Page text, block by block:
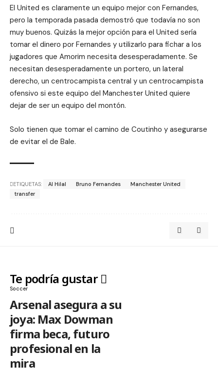
El United es claramente un equipo mejor con Fernandes,
pero la temporada pasada demostró que todavía no son
muy buenos. Quizás la mejor opción para el United sería
tomar el dinero por Fernandes y utilizarlo para fichar a los
jugadores que Amorim necesita desesperadamente. Se
necesitan desesperadamente un portero, un lateral
derecho, un centrocampista central y un centrocampista
ofensivo si este equipo del Manchester United quiere
dejar de ser un equipo del montón.
Solo tienen que tomar el camino de Coutinho y asegurarse
de evitar el de Bale.
ETIQUETAS: Al Hilal Bruno Fernandes
Manchester United
transfer
Te podría gustar
Soccer
Arsenal asegura a su
joya: Max Dowman
firma beca, futuro
profesional en la
mira